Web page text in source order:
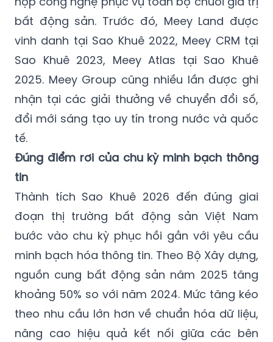
vinh danh tại Sao Khuê 2022, Meey CRM tại
Sao Khuê 2023, Meey Atlas tại Sao Khuê
2025. Meey Group cũng nhiều lần được ghi
nhận tại các giải thưởng về chuyển đổi số,
đổi mới sáng tạo uy tín trong nước và quốc
tế.
Đúng điểm rơi của chu kỳ minh bạch thông
tin
Thành tích Sao Khuê 2026 đến đúng giai
đoạn thị trường bất động sản Việt Nam
bước vào chu kỳ phục hồi gắn với yêu cầu
minh bạch hóa thông tin. Theo Bộ Xây dựng,
nguồn cung bất động sản năm 2025 tăng
khoảng 50% so với năm 2024. Mức tăng kéo
theo nhu cầu lớn hơn về chuẩn hóa dữ liệu,
nâng cao hiệu quả kết nối giữa các bên
tham gia giao dịch.